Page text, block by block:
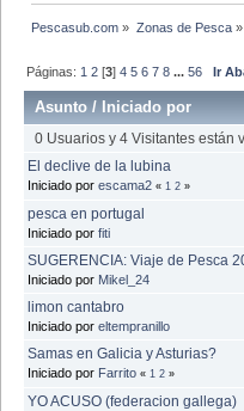
Pescasub.com » Zonas de Pesca»
Páginas: 1 2 [3]4 5 6 7 8 ...56 Ir
Asunto /Iniciado por
0 Usuarios y 4 Visitantes están
El declive de la lubina
Iniciado por escama2 « 1 2 »
pesca en portugal
Iniciado por fiti
SUGERENCIA: Viaje de Pesca
Iniciado por Mikel_24
limon cantabro
Iniciado por eltempranillo
Samas en Galicia y Asturias?
Iniciado por Farrito « 1 2 »
YO ACUSO (federacion gallega)